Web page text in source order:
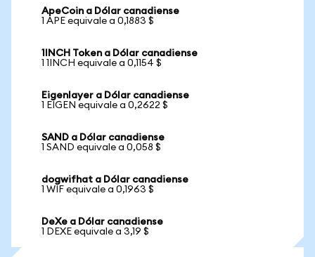
ApeCoin a Dólar canadiense
1 APE equivale a 0,1883 $
1INCH Token a Dólar canadiense
1 1INCH equivale a 0,1154 $
Eigenlayer a Dólar canadiense
1 EIGEN equivale a 0,2622 $
SAND a Dólar canadiense
1 SAND equivale a 0,058 $
dogwifhat a Dólar canadiense
1 WIF equivale a 0,1963 $
DeXe a Dólar canadiense
1 DEXE equivale a 3,19 $